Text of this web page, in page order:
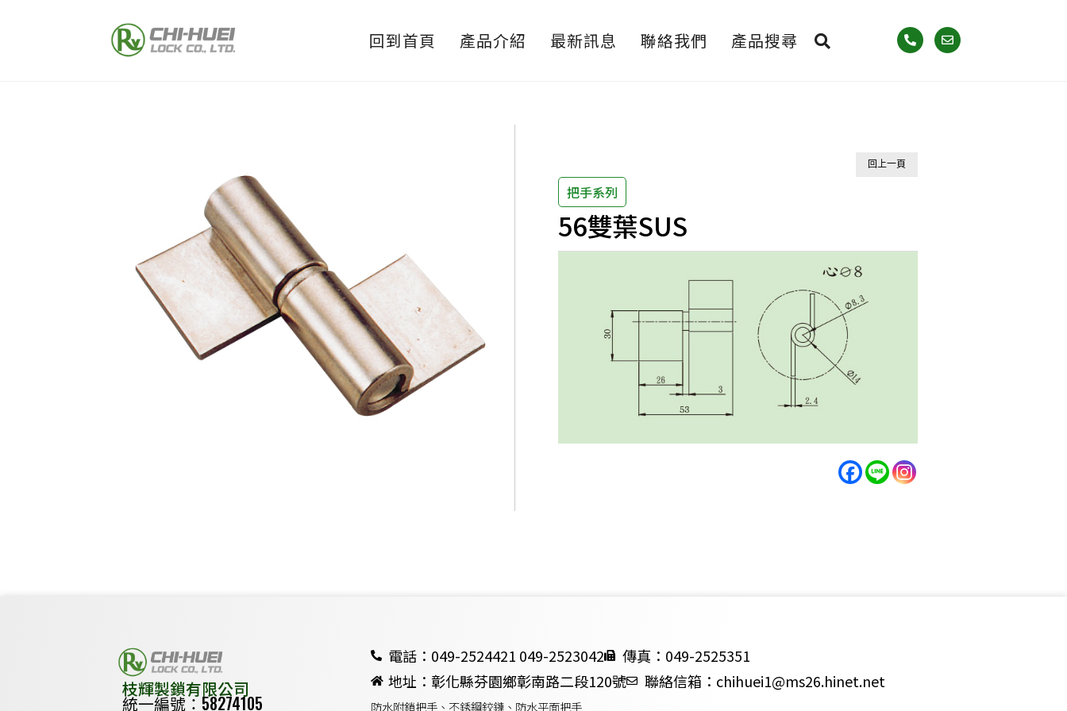
回到首頁 產品介紹 最新訊息 聯絡我們 產品搜尋
回上一頁
把手系列
56雙葉SUS
枝輝製鎖有限公司
統一編號：58274105
電話：049-2524421 049-2523042
傳真：049-2525351
地址：彰化縣芬園鄉彰南路二段120號
聯絡信箱：chihuei1@ms26.hinet.net
防水附鎖把手、不銹鋼鉸鏈、防水平面把手